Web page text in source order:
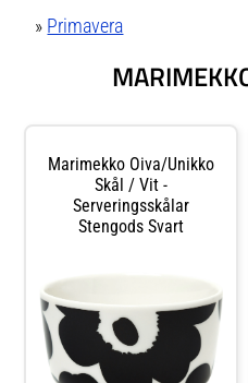
» Primavera
Marimekko Oiva/unikko
Skål / Vit -
Serveringsskålar
Stengods Svart